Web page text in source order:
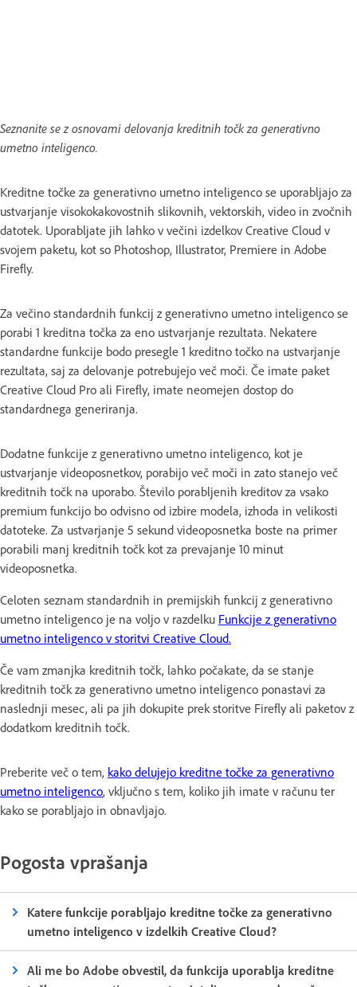
Seznanite se z osnovami delovanja kreditnih točk za generativno
umetno inteligenco.
Kreditne točke za generativno umetno inteligenco se uporabljajo za
ustvarjanje visokokakovostnih slikovnih, vektorskih, video in zvočnih
datotek. Uporabljate jih lahko v večini izdelkov Creative Cloud v
svojem paketu, kot so Photoshop, Illustrator, Premiere in Adobe
Firefly.
Za večino standardnih funkcij z generativno umetno inteligenco se
porabi 1 kreditna točka za eno ustvarjanje rezultata. Nekatere
standardne funkcije bodo presegle 1 kreditno točko na ustvarjanje
rezultata, saj za delovanje potrebujejo več moči. Če imate paket
Creative Cloud Pro ali Firefly, imate neomejen dostop do
standardnega generiranja.
Dodatne funkcije z generativno umetno inteligenco, kot je
ustvarjanje videoposnetkov, porabijo več moči in zato stanejo več
kreditnih točk na uporabo. Število porabljenih kreditov za vsako
premium funkcijo bo odvisno od izbire modela, izhoda in velikosti
datoteke. Za ustvarjanje 5 sekund videoposnetka boste na primer
porabili manj kreditnih točk kot za prevajanje 10 minut
videoposnetka.
Celoten seznam standardnih in premijskih funkcij z generativno
umetno inteligenco je na voljo v razdelku Funkcije z generativno
umetno inteligenco v storitvi Creative Cloud.
Če vam zmanjka kreditnih točk, lahko počakate, da se stanje
kreditnih točk za generativno umetno inteligenco ponastavi za
naslednji mesec, ali pa jih dokupite prek storitve Firefly ali paketov z
dodatkom kreditnih točk.
Preberite več o tem, kako delujejo kreditne točke za generativno
umetno inteligenco, vključno s tem, koliko jih imate v računu ter
kako se porabljajo in obnavljajo.
Pogosta vprašanja
Katere funkcije porabljajo kreditne točke za generativno
umetno inteligenco v izdelkih Creative Cloud?
Ali me bo Adobe obvestil, da funkcija uporablja kreditne